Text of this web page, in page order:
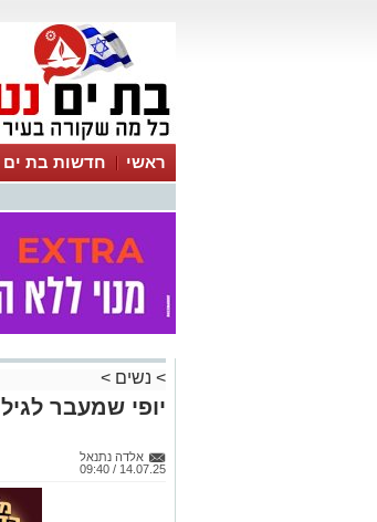
ראשי חדשות בת ים
> נשים >
יופי שמעבר לגיל
אלדה נתנאל
14.07.25 / 09:40